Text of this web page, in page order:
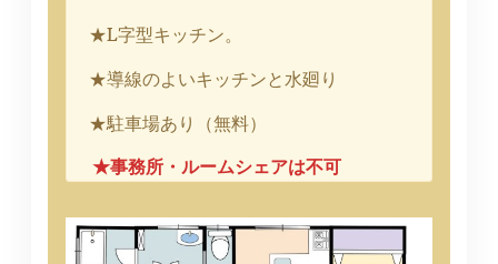
★L字型キッチン。
★導線のよいキッチンと水廻り
★駐車場あり（無料）
★事務所・ルームシェアは不可